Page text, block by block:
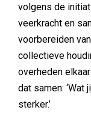
volgens de
veerkracht en
voorbereiden
collectieve
overheden
dat samen: ‘Wat
sterker.’